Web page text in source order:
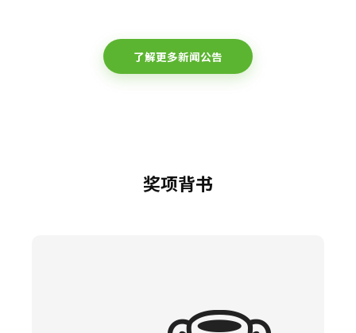
了解更多新闻公告
奖项背书